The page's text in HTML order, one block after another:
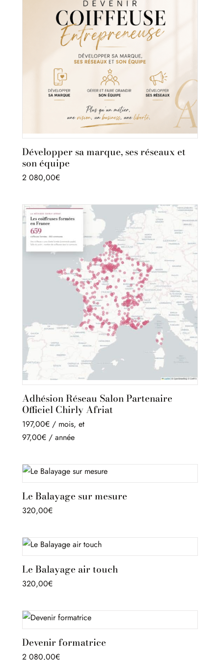
Développer sa marque, ses réseaux et
son équipe
2 080,00€
Adhésion Réseau Salon Partenaire
Officiel Chirly Afriat
197,00€ / mois, et
97,00€ / année
Le Balayage sur mesure
320,00€
Le Balayage air touch
320,00€
Devenir formatrice
2 080,00€